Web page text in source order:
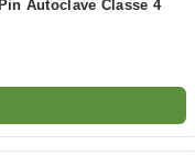
Autoclave Classe 4